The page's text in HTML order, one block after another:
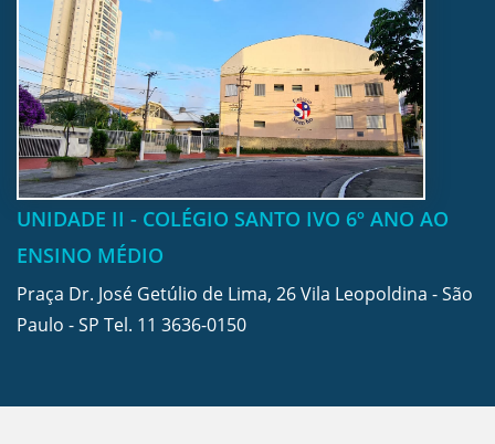
UNIDADE II - COLÉGIO SANTO IVO 6º ANO AO
ENSINO MÉDIO
Praça Dr. José Getúlio de Lima, 26 Vila Leopoldina - São
Paulo - SP Tel. 11 3636-0150